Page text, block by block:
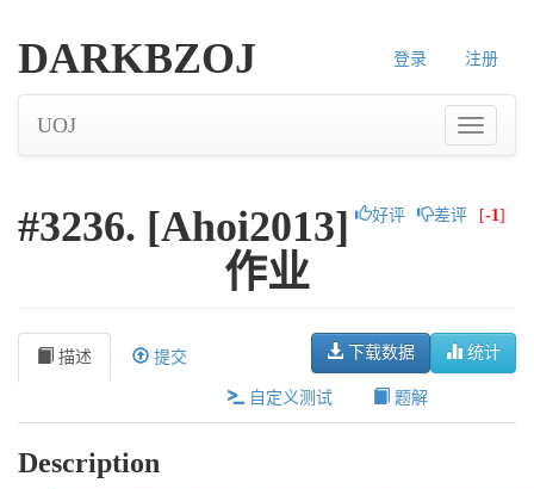
登录 注册
DARKBZOJ
UOJ
好评 差评 [-1]
#3236. [Ahoi2013]
作业
统计
下载数据
描述 提交
自定义测试 题解
Description